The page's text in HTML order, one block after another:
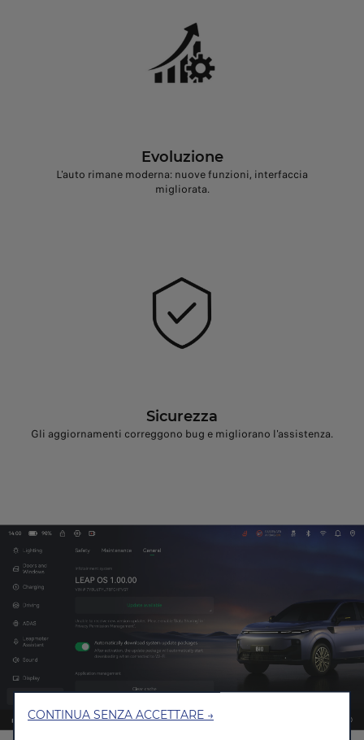
Evoluzione
L'auto rimane moderna: nuove funzioni, interfaccia
migliorata.
Sicurezza
Gli aggiornamenti correggono bug e migliorano l'assistenza.
CONTINUA SENZA ACCETTARE →